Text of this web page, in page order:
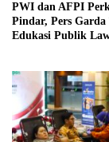
PWI dan AFPI
Pindar, Pers Garda
Edukasi Publik